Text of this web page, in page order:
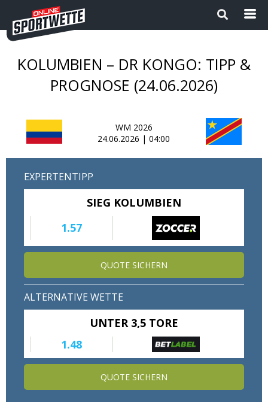
Sport Magazin
Vergleich 2026
Neue Wettanbieter
Sportwetten Apps
Wett Tipps für Heute
KOLUMBIEN – DR KONGO: TIPP &
PROGNOSE (24.06.2026)
WM 2026
24.06.2026 | 04:00
EXPERTENTIPP
SIEG KOLUMBIEN
1.57
QUOTE SICHERN
ALTERNATIVE WETTE
UNTER 3,5 TORE
1.48
QUOTE SICHERN